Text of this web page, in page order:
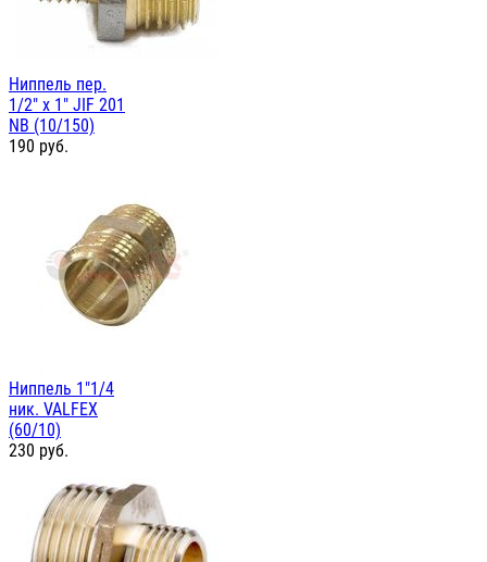
Ниппель пер.
1/2" х 1" JIF 201
NB (10/150)
190 руб.
Ниппель 1"1/4
ник. VALFEX
(60/10)
230 руб.